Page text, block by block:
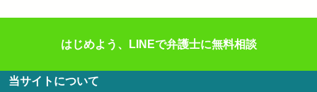
はじめよう、LINEで弁護士に無料相談
当サイトについて